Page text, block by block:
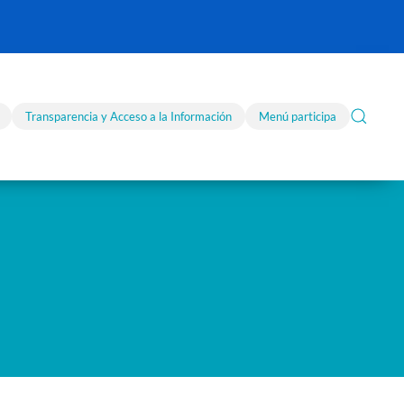
Transparencia y Acceso a la Información Menú participa